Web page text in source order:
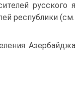
русского
республики (см.